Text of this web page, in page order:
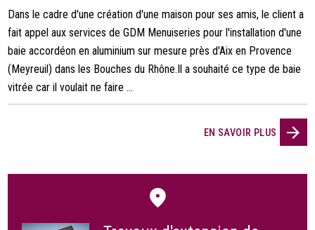
Dans le cadre d'une création d'une maison pour ses amis, le client a
fait appel aux services de GDM Menuiseries pour l'installation d'une
baie accordéon en aluminium sur mesure près d'Aix en Provence
(Meyreuil) dans les Bouches du Rhône.Il a souhaité ce type de baie
vitrée car il voulait ne faire ...
EN SAVOIR PLUS